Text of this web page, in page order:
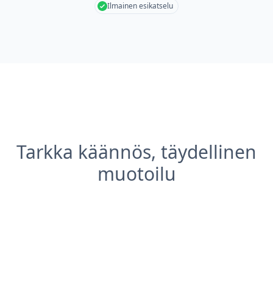
Ilmainen esikatselu
Tarkka käännös, täydellinen
muotoilu